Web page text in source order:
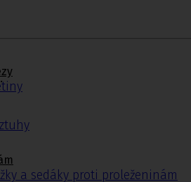
a sedáky proti proleženinám